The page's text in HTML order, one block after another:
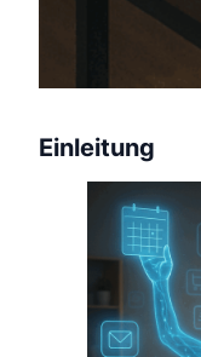
Einleitung